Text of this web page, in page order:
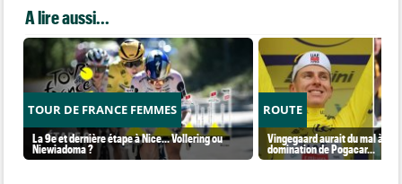
A lire aussi...
TOUR DE FRANCE FEMMES
La 9e et dernière étape à Nice... Vollering ou
Niewiadoma ?
ROUTE
Vingegaard aurait du mal à
domination de Pogacar...